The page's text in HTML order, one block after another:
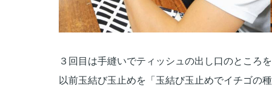
３回目は手縫いでティッシュの出し口のところ
以前玉結び玉止めを「玉結び玉止めでイチゴの種